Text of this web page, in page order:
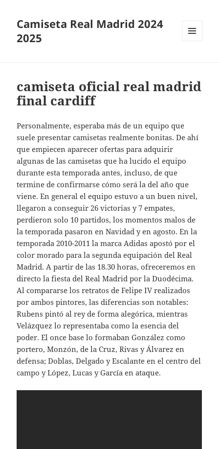
Camiseta Real Madrid 2024
2025
camiseta oficial real madrid
final cardiff
Personalmente, esperaba más de un equipo que
suele presentar camisetas realmente bonitas. De ahí
que empiecen aparecer ofertas para adquirir
algunas de las camisetas que ha lucido el equipo
durante esta temporada antes, incluso, de que
termine de confirmarse cómo será la del año que
viene. En general el equipo estuvo a un buen nivel,
llegaron a conseguir 26 victorias y 7 empates,
perdieron solo 10 partidos, los momentos malos de
la temporada pasaron en Navidad y en agosto. En la
temporada 2010-2011 la marca Adidas apostó por el
color morado para la segunda equipación del Real
Madrid. A partir de las 18.30 horas, ofreceremos en
directo la fiesta del Real Madrid por la Duodécima.
Al compararse los retratos de Felipe IV realizados
por ambos pintores, las diferencias son notables:
Rubens pintó al rey de forma alegórica, mientras
Velázquez lo representaba como la esencia del
poder. El once base lo formaban González como
portero, Monzón, de la Cruz, Rivas y Álvarez en
defensa; Doblas, Delgado y Escalante en el centro del
campo y López, Lucas y García en ataque.